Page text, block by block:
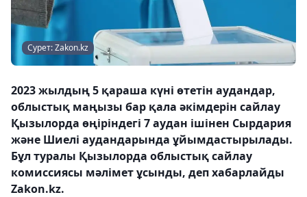
Сурет: Zakon.kz
2023 жылдың 5 қараша күні өтетін аудандар,
облыстық маңызы бар қала әкімдерін сайлау
Қызылорда өңіріндегі 7 аудан ішінен Сырдария
және Шиелі аудандарында ұйымдастырылады.
Бұл туралы Қызылорда облыстық сайлау
комиссиясы мәлімет ұсынды, деп хабарлайды
Zakon.kz.